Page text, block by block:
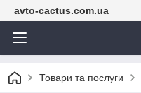
avto-cactus.com.ua
Товари та послуги